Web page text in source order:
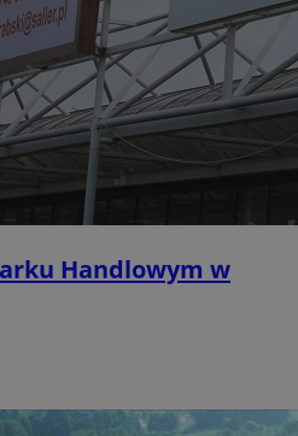
Handlowym w